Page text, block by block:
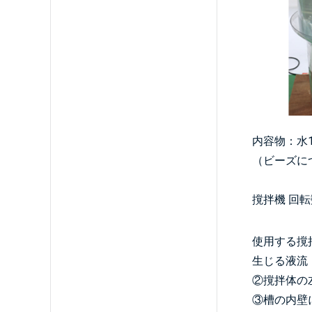
内容物：水
（ビーズ
撹拌機 回
使用する撹
生じる液流
②撹拌体の
③槽の内壁